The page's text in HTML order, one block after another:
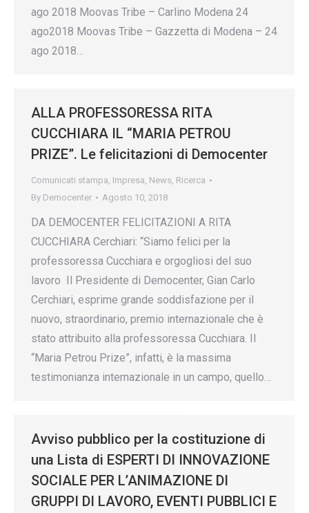
ago 2018 Moovas Tribe – Carlino Modena 24
ago2018 Moovas Tribe – Gazzetta di Modena – 24
ago 2018…
ALLA PROFESSORESSA RITA
CUCCHIARA IL “MARIA PETROU
PRIZE”. Le felicitazioni di Democenter
Comunicati stampa, Impresa, News, Ricerca
By Democenter Agosto 10, 2018
DA DEMOCENTER FELICITAZIONI A RITA
CUCCHIARA Cerchiari: “Siamo felici per la
professoressa Cucchiara e orgogliosi del suo
lavoro Il Presidente di Democenter, Gian Carlo
Cerchiari, esprime grande soddisfazione per il
nuovo, straordinario, premio internazionale che è
stato attribuito alla professoressa Cucchiara. Il
“Maria Petrou Prize”, infatti, è la massima
testimonianza internazionale in un campo, quello…
Avviso pubblico per la costituzione di
una Lista di ESPERTI DI INNOVAZIONE
SOCIALE PER L’ANIMAZIONE DI
GRUPPI DI LAVORO, EVENTI PUBBLICI E